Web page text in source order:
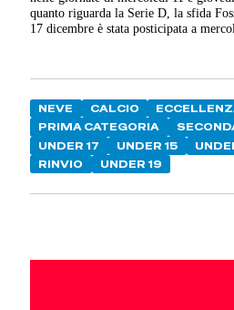
quanto riguarda la Serie D, la sfida
17 dicembre è stata posticipata a
NEVE CALCIO
PRIMA CATEGORIA
UNDER 17
UNDER 15
RINVIO
UNDER 19